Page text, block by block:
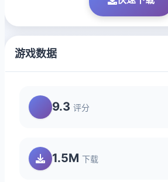
游戏数据
9.3 评分
1.5M 下载